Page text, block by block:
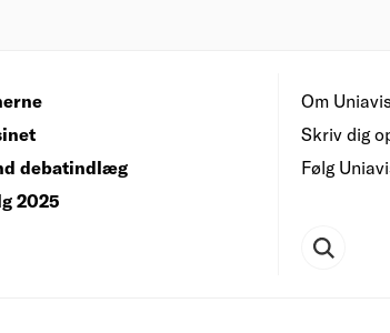
Om
Skriv dig
Følg
debatindlæg
2025